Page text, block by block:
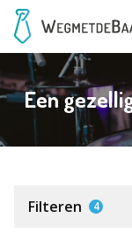
Een
Filteren 4